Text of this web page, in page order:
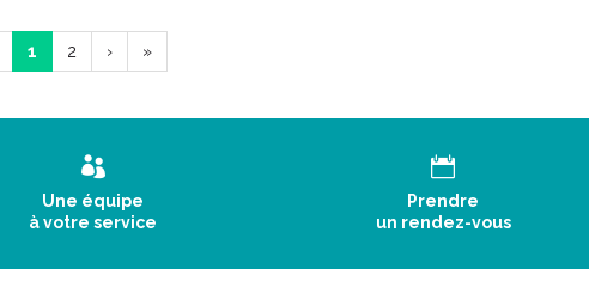
1 2 › »
Une équipe
à votre service
Prendre
un rendez-vous